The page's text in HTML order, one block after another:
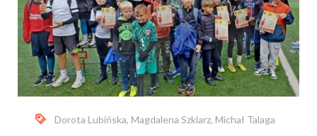
Dorota Lubińska, Magdalena Szklarz, Michał Talaga